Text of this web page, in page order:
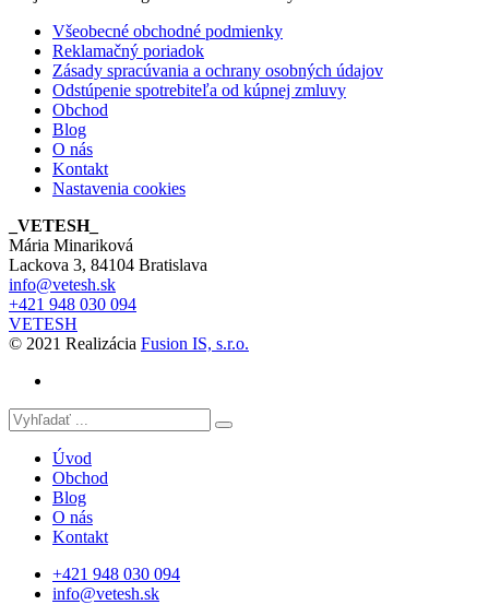
Všeobecné obchodné podmienky
Reklamačný poriadok
Zásady spracúvania a ochrany osobných údajov
Odstúpenie spotrebiteľa od kúpnej zmluvy
Obchod
Blog
O nás
Kontakt
Nastavenia cookies
_VETESH_
Mária Minariková
Lackova 3, 84104 Bratislava
info@vetesh.sk
+421 948 030 094
VETESH
© 2021 Realizácia Fusion IS, s.r.o.
Úvod
Obchod
Blog
O nás
Kontakt
+421 948 030 094
info@vetesh.sk